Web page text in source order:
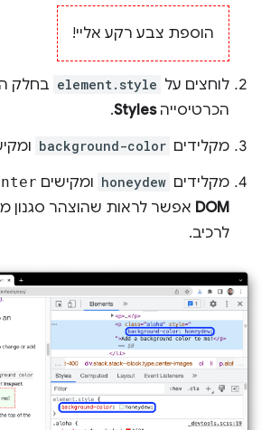
הוספת צבע רקע אליי!
לוחצים על element.style בחלק
הכרטיסייהStyles
.
מקלידים background-color
מקלידים honeydew ומקישים
DOM אפשר לראות שהוצהר סגנון
לרכיב.